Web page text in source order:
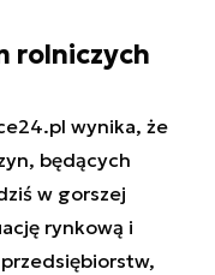
rolniczych
wynika, że
będących
w gorszej
rynkową i